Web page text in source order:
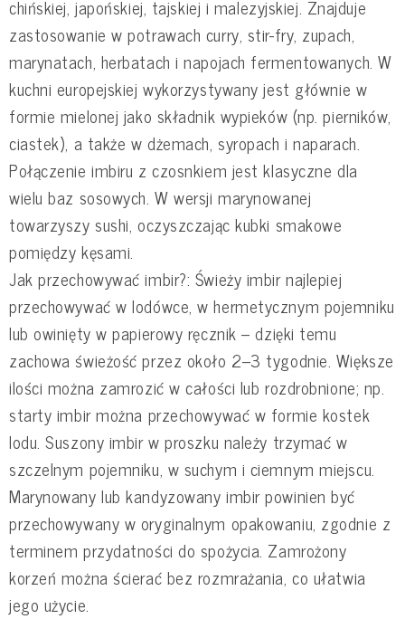
chińskiej, japońskiej, tajskiej i malezyjskiej. Znajduje
zastosowanie w potrawach curry, stir-fry, zupach,
marynatach, herbatach i napojach fermentowanych. W
kuchni europejskiej wykorzystywany jest głównie w
formie mielonej jako składnik wypieków (np. pierników,
ciastek), a także w dżemach, syropach i naparach.
Połączenie imbiru z czosnkiem jest klasyczne dla
wielu baz sosowych. W wersji marynowanej
towarzyszy sushi, oczyszczając kubki smakowe
pomiędzy kęsami.
Jak przechowywać imbir?: Świeży imbir najlepiej
przechowywać w lodówce, w hermetycznym pojemniku
lub owinięty w papierowy ręcznik – dzięki temu
zachowa świeżość przez około 2–3 tygodnie. Większe
ilości można zamrozić w całości lub rozdrobnione; np.
starty imbir można przechowywać w formie kostek
lodu. Suszony imbir w proszku należy trzymać w
szczelnym pojemniku, w suchym i ciemnym miejscu.
Marynowany lub kandyzowany imbir powinien być
przechowywany w oryginalnym opakowaniu, zgodnie z
terminem przydatności do spożycia. Zamrożony
korzeń można ścierać bez rozmrażania, co ułatwia
jego użycie.